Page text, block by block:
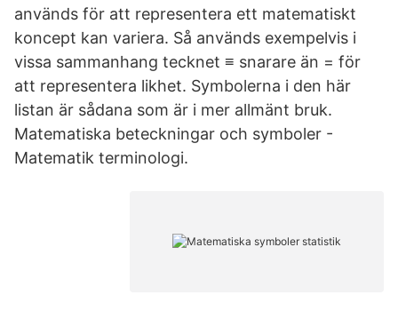
används för att representera ett matematiskt
koncept kan variera. Så används exempelvis i
vissa sammanhang tecknet ≡ snarare än = för
att representera likhet. Symbolerna i den här
listan är sådana som är i mer allmänt bruk.
Matematiska beteckningar och symboler -
Matematik terminologi.